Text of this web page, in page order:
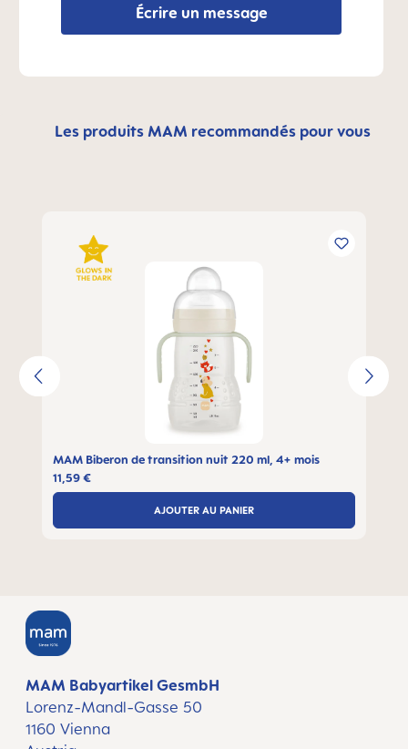
Écrire un message
Les produits MAM recommandés pour vous
MAM Biberon de transition nuit 220 ml, 4+ mois
11,59 €
AJOUTER AU PANIER
MAM Babyartikel GesmbH
Lorenz-Mandl-Gasse 50
1160 Vienna